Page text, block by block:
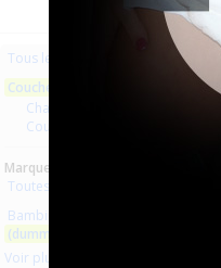
Tous les produits
Couches lavables
Changes complets
Couches droites et inserts
Marques :
Toutes les marques
Bambinex
(dummy clothe diapers)
Voir plus